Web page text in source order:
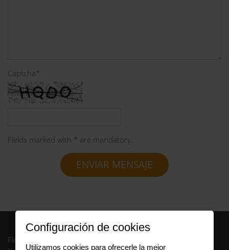
Captcha*
Fields marked with * are mandatory.
ENVIAR MENSAJE
FleetCompany GmbH
Configuración de cookies
Utilizamos cookies para ofrecerle la mejor